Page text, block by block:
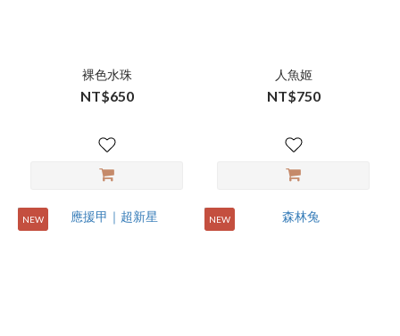
裸色水珠
NT$650
人魚姬
NT$750
NEW NEW